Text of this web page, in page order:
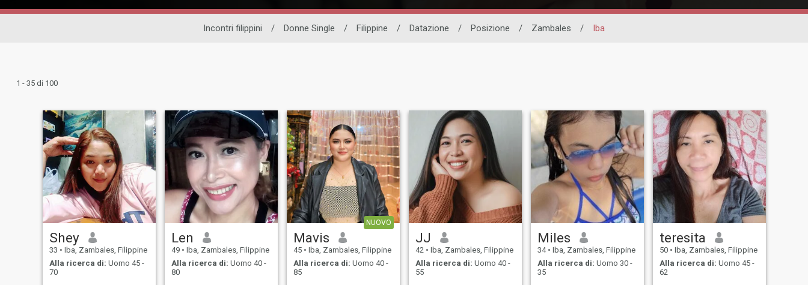
Incontri filippini / Donne Single / Filippine / Datazione / Posizione / Zambales / Iba
1 - 35 di 100
Shey
33 • Iba, Zambales, Filippine
Alla ricerca di: Uomo 45 -
70
Len
49 • Iba, Zambales, Filippine
Alla ricerca di: Uomo 40 -
80
NUOVO
Mavis
45 • Iba, Zambales, Filippine
Alla ricerca di: Uomo 40 -
85
JJ
42 • Iba, Zambales, Filippine
Alla ricerca di: Uomo 40 -
55
Miles
34 • Iba, Zambales, Filippine
Alla ricerca di: Uomo 30 -
35
teresita
50 • Iba, Zambales, Filippine
Alla ricerca di: Uomo 45 -
62